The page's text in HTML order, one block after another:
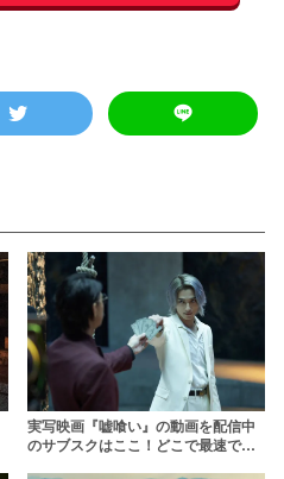
実写映画『嘘喰い』の動画を配信中
のサブスクはここ！どこで最速で観